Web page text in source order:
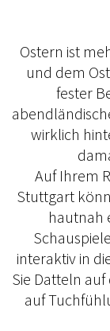
Ostern ist
und dem
fester
wirklich
Auf Ihrem
Stuttgart
hautnah
interaktiv in
Sie Datteln
auf